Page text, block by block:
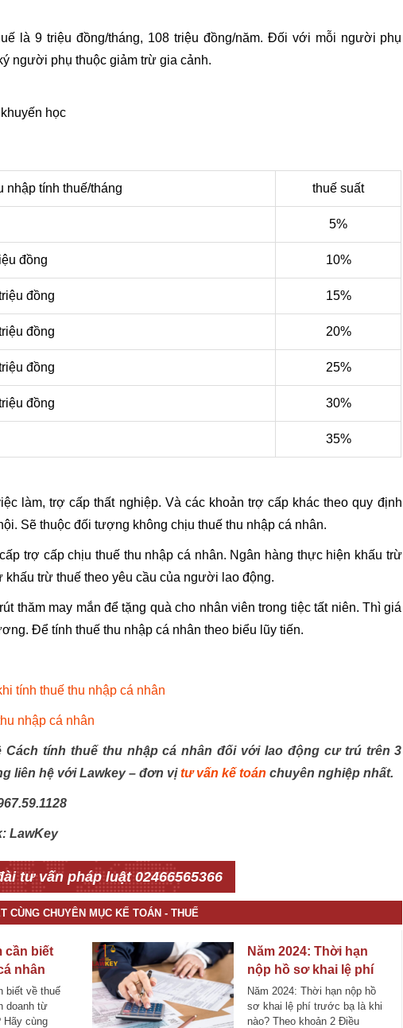
là 9 triệu đồng/tháng, 108 triệu đồng/năm. Đối với mỗi người phụ
người phụ thuộc giảm trừ gia cảnh.
học
nhập tính thuế/tháng thuế suất
5%
đồng 10%
đồng 15%
đồng 20%
đồng 25%
đồng 30%
35%
làm, trợ cấp thất nghiệp. Và các khoản trợ cấp khác theo quy định
Sẽ thuộc đối tượng không chịu thuế thu nhập cá nhân.
trợ cấp chịu thuế thu nhập cá nhân. Ngân hàng thực hiện khấu trừ
trừ thuế theo yêu cầu của người lao động.
thăm may mắn để tặng quà cho nhân viên trong tiệc tất niên. Thì giá
Để tính thuế thu nhập cá nhân theo biểu lũy tiến.
tính thuế thu nhập cá nhân
nhập cá nhân
tính thuế thu nhập cá nhân đối với lao động cư trú trên 3
liên hệ với Lawkey – đơn vịtư vấn kế toán chuyên nghiệp nhất.
LawKey
tư vấn pháp luật 02466565366
CÙNG CHUYÊN MỤC KẾ TOÁN - THUẾ
cần biết
nhân
biết về thuế
doanh từ
Hãy cùng
Năm 2024: Thời hạn
nộp hồ sơ khai lệ phí
trước bạ là khi nào?
Năm 2024: Thời hạn nộp hồ
sơ khai lệ phí trước bạ là khi
nào? Theo khoản 2 Điều